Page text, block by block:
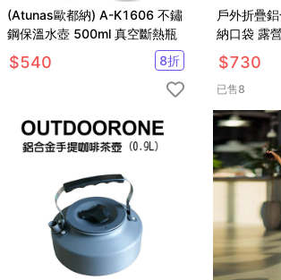
(Atunas歐都納) A-K1606 不鏽
鋼保溫水壺 500ml 真空斷熱瓶
$540 8折
戶外折疊
納口袋 露
桌
$730
已售8